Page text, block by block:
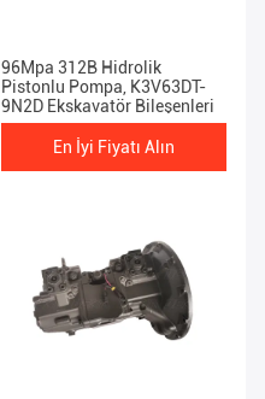
96Mpa 312B Hidrolik
Pistonlu Pompa, K3V63DT-
9N2D Ekskavatör Bileşenleri
En İyi Fiyatı Alın